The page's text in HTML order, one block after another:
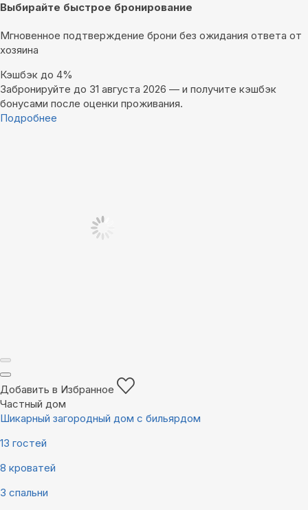
Выбирайте быстрое бронирование
Мгновенное подтверждение брони без ожидания ответа от
хозяина
Кэшбэк до 4%
Забронируйте до 31 августа 2026 — и получите кэшбэк
бонусами после оценки проживания.
Подробнее
Добавить в Избранное
Частный дом
Шикарный загородный дом с бильярдом
13 гостей
8 кроватей
3 спальни